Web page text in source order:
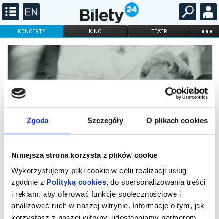
Zgoda Szczegóły O plikach cookies
Niniejsza strona korzysta z plików cookie
Wykorzystujemy pliki cookie w celu realizacji usług
zgodnie z Polityką cookies, do spersonalizowania treści
i reklam, aby oferować funkcje społecznościowe i
analizować ruch w naszej witrynie. Informacje o tym, jak
korzystasz z naszej witryny, udostępniamy partnerom
KONCERTY KINO TEATR ...
FILHARMONIA OPERA I BALET
STAND-UP
DLA DZIECI
KARNETY
Recital fortepianowy Sokołow